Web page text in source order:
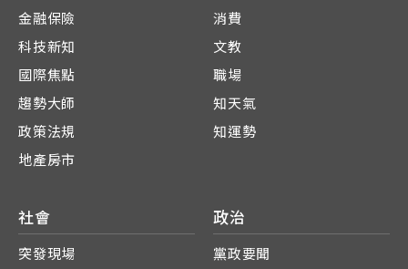
金融保險
科技新知
國際焦點
趨勢大師
政策法規
地產房市
消費
文教
職場
知天氣
知運勢
社會
突發現場
政治
黨政要聞